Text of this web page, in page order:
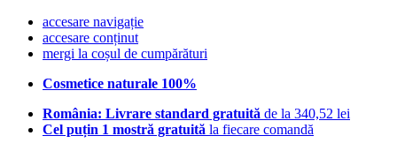
accesare navigație
accesare conținut
mergi la coșul de cumpărături
Cosmetice naturale 100%
România: Livrare standard gratuită de la 340,52 lei
Cel puțin 1 mostră gratuită la fiecare comandă